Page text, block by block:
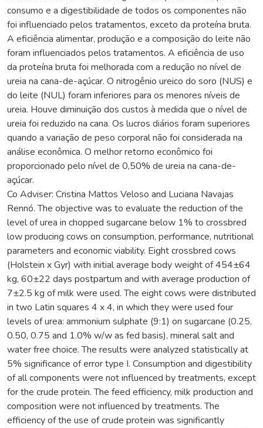
consumo e a digestibilidade de todos os componentes não
foi influenciado pelos tratamentos, exceto da proteína bruta.
A eficiência alimentar, produção e a composição do leite não
foram influenciados pelos tratamentos. A eficiência de uso
da proteína bruta foi melhorada com a redução no nível de
ureia na cana-de-açúcar. O nitrogênio ureico do soro (NUS) e
do leite (NUL) foram inferiores para os menores níveis de
ureia. Houve diminuição dos custos à medida que o nível de
ureia foi reduzido na cana. Os lucros diários foram superiores
quando a variação de peso corporal não foi considerada na
análise econômica. O melhor retorno econômico foi
proporcionado pelo nível de 0,50% de ureia na cana-de-
açúcar.
Co Adviser: Cristina Mattos Veloso and Luciana Navajas
Rennó. The objective was to evaluate the reduction of the
level of urea in chopped sugarcane below 1% to crossbred
low producing cows on consumption, performance, nutritional
parameters and economic viability. Eight crossbred cows
(Holstein x Gyr) with initial average body weight of 454±64
kg, 60±22 days postpartum and with average production of
7±2.5 kg of milk were used. The eight cows were distributed
in two Latin squares 4 x 4, in which they were used four
levels of urea: ammonium sulphate (9:1) on sugarcane (0.25,
0.50, 0.75 and 1.0% w/w as fed basis), mineral salt and
water free choice. The results were analyzed statistically at
5% significance of error type I. Consumption and digestibility
of all components were not influenced by treatments, except
for the crude protein. The feed efficiency, milk production and
composition were not influenced by treatments. The
efficiency of the use of crude protein was significantly